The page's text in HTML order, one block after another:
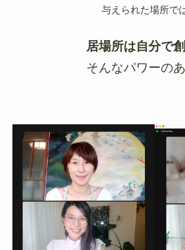
与えられた場所で
居場所は自分で
そんなパワーの